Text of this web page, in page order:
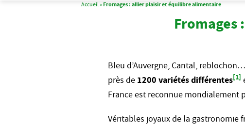
Accueil» Fromages : allier plaisir et équilibre alimentaire
Bleu d’Auvergne, Cantal,
près de 1200 variétés différentes[1]
France est reconnue mondialement
Véritables joyaux de la gastronomie